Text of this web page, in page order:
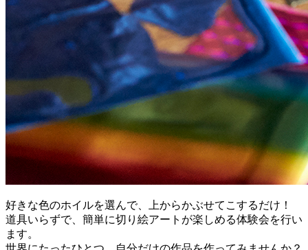
好きな色のホイルを選んで、上からかぶせてこするだけ！
道具いらずで、簡単に切り絵アートが楽しめる体験会を行い
ます。